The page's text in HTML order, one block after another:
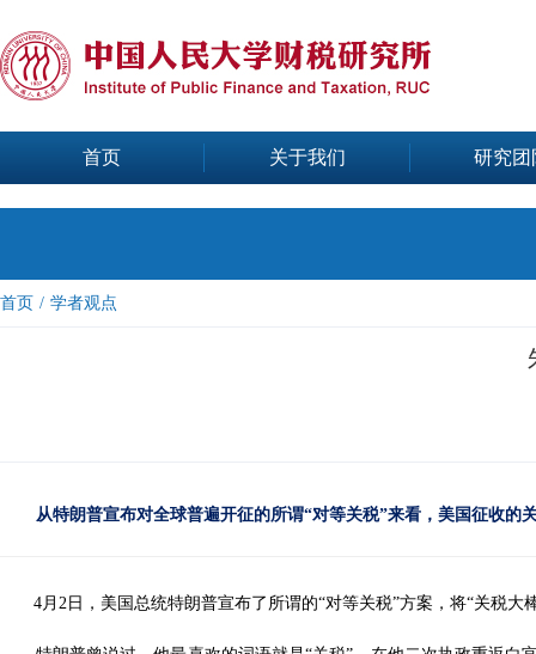
首页 关于我们 研究团
首页 / 学者观点
从特朗普宣布对全球普遍开征的所谓“对等关税”来看，美国征收
4月2日，美国总统特朗普宣布了所谓的“对等关税”方案，将“关税大